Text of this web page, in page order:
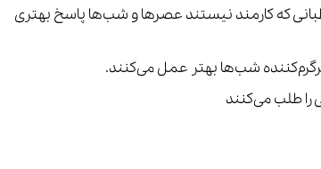
که کارمند نیستند عصرها و شب‌ها پاسخ بهتری
شب‌ها بهتر عمل می‌کنند.
را طلب می‌کنند